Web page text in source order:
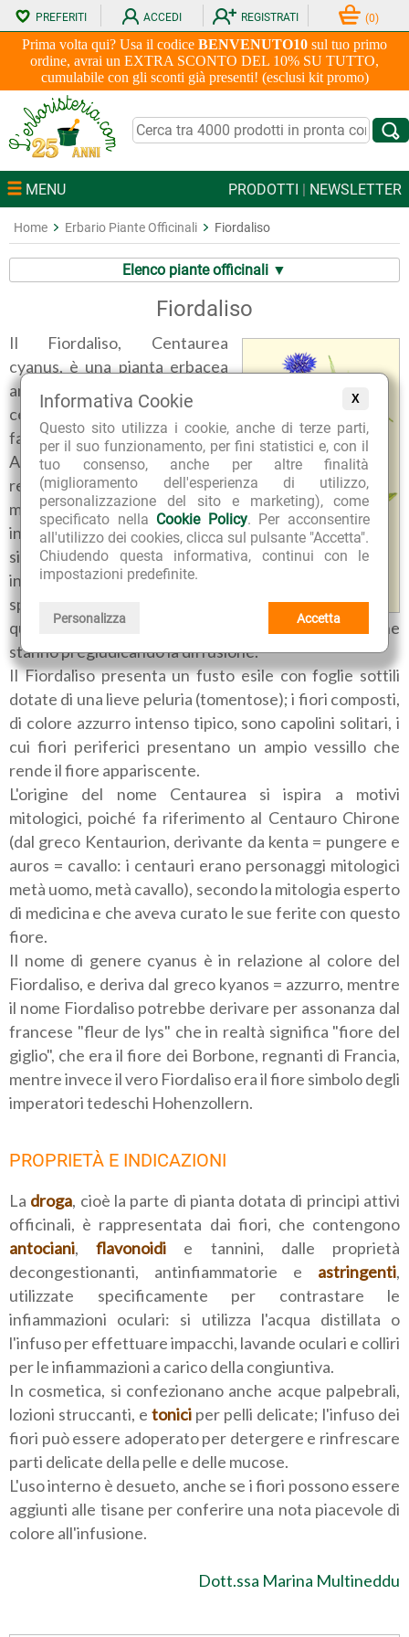
X
Informativa Cookie
Questo sito utilizza i cookie, anche di terze parti,
per il suo funzionamento, per fini statistici e, con il
tuo consenso, anche per altre finalità
(miglioramento dell'esperienza di utilizzo,
personalizzazione del sito e marketing), come
specificato nella Cookie Policy. Per acconsentire
all'utilizzo dei cookies, clicca sul pulsante "Accetta".
Chiudendo questa informativa, continui con le
impostazioni predefinite.
Personalizza Accetta
Prima volta qui? Usa il codice BENVENUTO10 sul tuo primo
ordine, avrai un EXTRA SCONTO DEL 10% SU TUTTO,
cumulabile con gli sconti già presenti! (esclusi kit promo)
PREFERITI ACCEDI REGISTRATI (0)
MENU PRODOTTI | NEWSLETTER
Home Erbario Piante Officinali Fiordaliso
Elenco piante officinali ▼
Fiordaliso
Il Fiordaliso, Centaurea
cyanus, è una pianta erbacea
annuale alta fino a 80
centimetri, appartenente alla
famiglia delle Compositae (o
Asteraceae). Cresce dalla
regione mediterranea alla
montana, nei luoghi erbosi e
incolti, nei pendii soleggiati, ma
si ritrova in prevalenza come
infestante nei campi di grano,
spesso insieme ai Papaveri,
quando non siano stati utilizzati diserbanti, che ne
stanno pregiudicando la diffusione.
Il Fiordaliso presenta un fusto esile con foglie sottili
dotate di una lieve peluria (tomentose); i fiori composti,
di colore azzurro intenso tipico, sono capolini solitari, i
cui fiori periferici presentano un ampio vessillo che
rende il fiore appariscente.
L'origine del nome Centaurea si ispira a motivi
mitologici, poiché fa riferimento al Centauro Chirone
(dal greco Kentaurion, derivante da kenta = pungere e
auros = cavallo: i centauri erano personaggi mitologici
metà uomo, metà cavallo), secondo la mitologia esperto
di medicina e che aveva curato le sue ferite con questo
fiore.
Il nome di genere cyanus è in relazione al colore del
Fiordaliso, e deriva dal greco kyanos = azzurro, mentre
il nome Fiordaliso potrebbe derivare per assonanza dal
francese "fleur de lys" che in realtà significa "fiore del
giglio", che era il fiore dei Borbone, regnanti di Francia,
mentre invece il vero Fiordaliso era il fiore simbolo degli
imperatori tedeschi Hohenzollern.
PROPRIETÀ E INDICAZIONI
La droga, cioè la parte di pianta dotata di principi attivi
officinali, è rappresentata dai fiori, che contengono
antociani,flavonoidi e tannini, dalle proprietà
decongestionanti, antinfiammatorie e astringenti,
utilizzate specificamente per contrastare le
infiammazioni oculari: si utilizza l'acqua distillata o
l'infuso per effettuare impacchi, lavande oculari e colliri
per le infiammazioni a carico della congiuntiva.
In cosmetica, si confezionano anche acque palpebrali,
lozioni struccanti, e tonici per pelli delicate; l'infuso dei
fiori può essere adoperato per detergere e rinfrescare
parti delicate della pelle e delle mucose.
L'uso interno è desueto, anche se i fiori possono essere
aggiunti alle tisane per conferire una nota piacevole di
colore all'infusione.
Dott.ssa Marina Multineddu